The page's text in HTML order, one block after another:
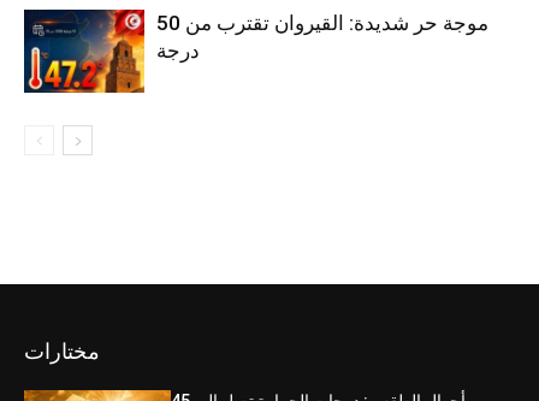
موجة حر شديدة: القيروان تقترب من 50
درجة
مختارات